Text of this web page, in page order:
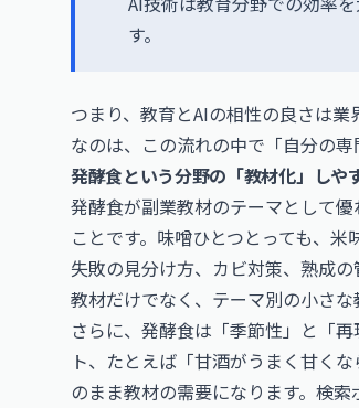
す。
つまり、教育とAIの相性の良さは
なのは、この流れの中で「自分の
発酵食という分野の「教材化」しや
発酵食が副業教材のテーマとして
ことです。味噌ひとつとっても、
失敗の見分け方、カビ対策、熟成
教材だけでなく、テーマ別の小さ
さらに、発酵食は「季節性」と「
ト、たとえば「甘酒がうまく甘く
のまま教材の需要になります。検